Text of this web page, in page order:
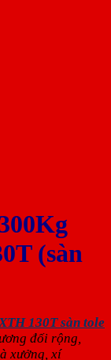
(sàn
130T sàn tole
đối rộng,
xưởng, xí